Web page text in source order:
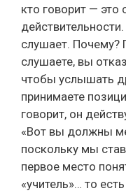
кто говорит — это
слушает. Почему?
слушаете, вы
чтобы услышать
принимаете
говорит, он
«Вот вы должны
поскольку мы
первое место
«учитель»… то